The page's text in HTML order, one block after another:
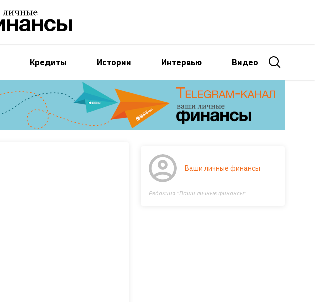
Кредиты Истории Интервью Видео
Ваши личные финансы
Редакция "Ваши личные финансы"